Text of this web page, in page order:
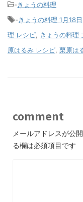
-きょうの料理
-きょうの料理 1月18日
理 レシピ
きょうの料理
原はるみ レシピ 栗原は
comment
メールアドレスが公
る欄は必須項目です